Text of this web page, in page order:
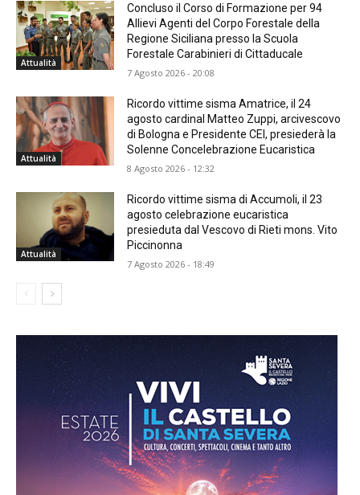
Attualità
Concluso il Corso di Formazione per 94
Allievi Agenti del Corpo Forestale della
Regione Siciliana presso la Scuola
Forestale Carabinieri di Cittaducale
7 Agosto 2026 - 20:08
Attualità
Ricordo vittime sisma Amatrice, il 24
agosto cardinal Matteo Zuppi, arcivescovo
di Bologna e Presidente CEI, presiederà la
Solenne Concelebrazione Eucaristica
8 Agosto 2026 - 12:32
Attualità
Ricordo vittime sisma di Accumoli, il 23
agosto celebrazione eucaristica
presieduta dal Vescovo di Rieti mons. Vito
Piccinonna
7 Agosto 2026 - 18:49